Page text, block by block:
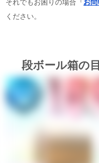
それでもお困りの場合『お
ください。
段ボール箱の